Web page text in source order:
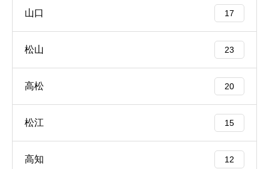
山口 17
松山 23
高松 20
松江 15
高知 12